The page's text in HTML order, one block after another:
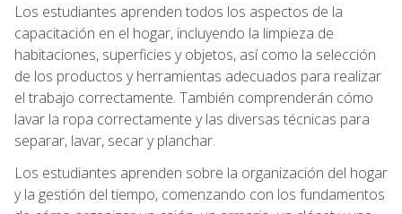
Los estudiantes aprenden todos los aspectos de la
capacitación en el hogar, incluyendo la limpieza de
habitaciones, superficies y objetos, así como la selección
de los productos y herramientas adecuados para realizar
el trabajo correctamente. También comprenderán cómo
lavar la ropa correctamente y las diversas técnicas para
separar, lavar, secar y planchar.
Los estudiantes aprenden sobre la organización del hogar
y la gestión del tiempo, comenzando con los fundamentos